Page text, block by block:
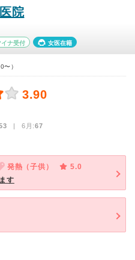
院
イナ受付 女医在籍
〜）
3.90
| 6月:67
発熱（子供）
5.0
す